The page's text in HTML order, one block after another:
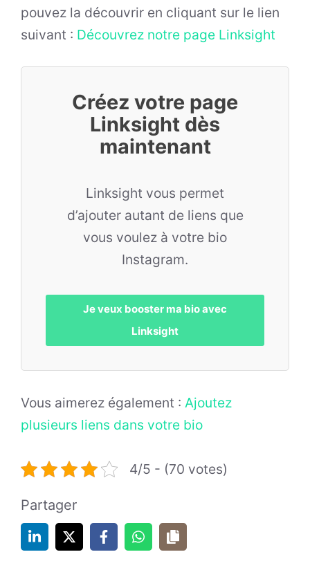
pouvez la découvrir en cliquant sur le lien
suivant : Découvrez notre page Linksight
Créez votre page
Linksight dès
maintenant
Linksight vous permet
d’ajouter autant de liens que
vous voulez à votre bio
Instagram.
Je veux booster ma bio avec
Linksight
Vous aimerez également : Ajoutez
plusieurs liens dans votre bio
4/5 - (70 votes)
Partager